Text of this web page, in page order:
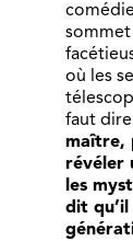
où les
faut
maître,
révéler
les
dit